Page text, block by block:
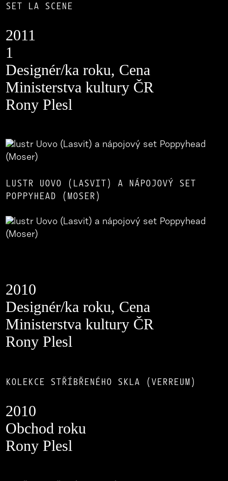
SET LA SCENE
2011
1
Designér/ka roku, Cena
Ministerstva kultury ČR
Rony Plesl
LUSTR UOVO (LASVIT) A NÁPOJOVÝ SET
POPPYHEAD (MOSER)
2010
Designér/ka roku, Cena
Ministerstva kultury ČR
Rony Plesl
KOLEKCE STŘÍBŘENÉHO SKLA (VERREUM)
2010
Obchod roku
Rony Plesl